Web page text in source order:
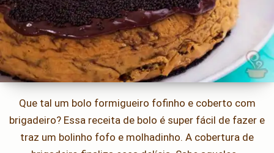
Que tal um bolo formigueiro fofinho e coberto com
brigadeiro? Essa receita de bolo é super fácil de fazer e
traz um bolinho fofo e molhadinho. A cobertura de